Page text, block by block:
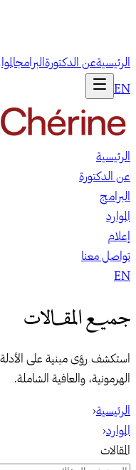
الرئيسيةعن الدكتورة البرامج
EN
الرئيسية
عن الدكتورة
البرامج
الموارد
إعلام
تواصل معنا
EN
جميع المقالات
استكشف رؤى مبنية على
الهرمونية، والعافية الشاملة.
الرئيسية‹
الموارد‹
المقالات